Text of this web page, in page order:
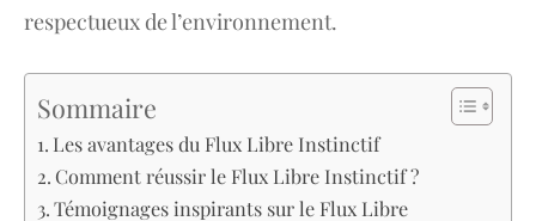
respectueux de l’environnement.
Sommaire
Les avantages du Flux Libre Instinctif
Comment réussir le Flux Libre Instinctif ?
Témoignages inspirants sur le Flux Libre